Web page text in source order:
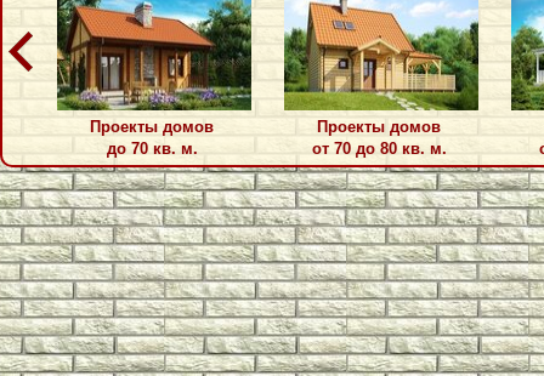
Проекты домов
до 70 кв. м.
Проекты домов
от 70 до 80 кв. м.